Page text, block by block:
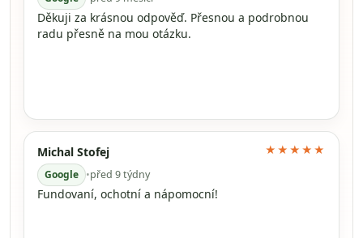
Děkuji za krásnou odpověď. Přesnou a podrobnou
radu přesně na mou otázku.
Michal Stofej
Google •před 9 týdny
★★★★★
Fundovaní, ochotní a nápomocní!